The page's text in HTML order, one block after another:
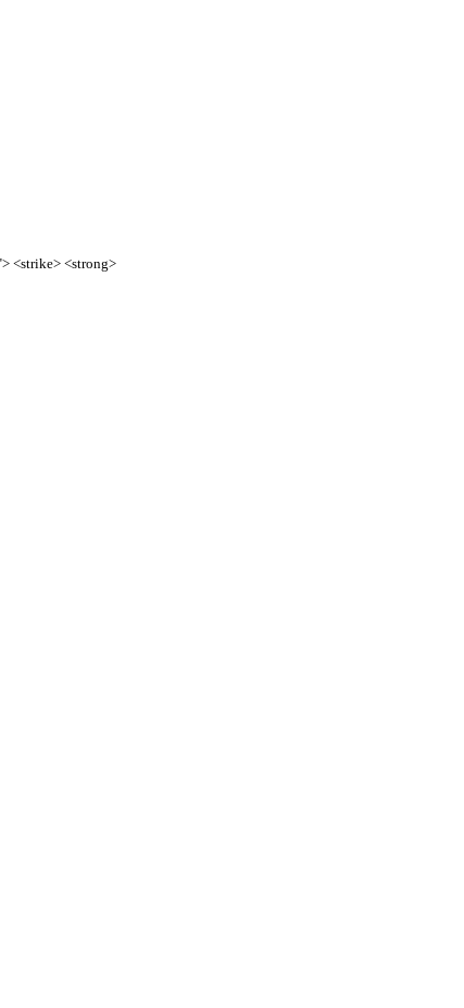
<strike> <strong>